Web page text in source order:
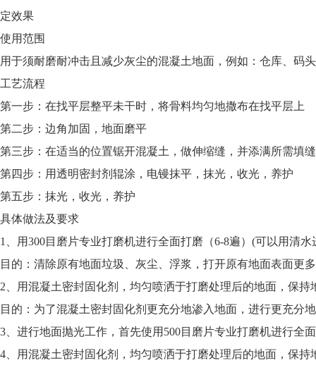
定效果
使用范围
用于须耐磨耐冲击且减少灰尘的混凝土地面，例如：仓库、码
工艺流程
第一步：在找平层整平未干时，将骨料均匀地撒布在找平层上
第二步：边角加固，地面磨平
第三步：在适当的位置锯开混凝土，做伸缩缝，并添满所需填
第四步：用透明密封剂辊涂，电镘抹平，抹光，收光，养护
第五步：抹光，收光，养护
具体做法及要求
1、用300目磨片专业打磨机进行全面打磨（6-8遍）(可以用清
目的：清除原有地面垃圾、灰尘、浮浆，打开原有地面表面更
2、用混凝土密封固化剂，均匀喷洒于打磨处理后的地面，保
目的：为了混凝土密封固化剂更充分地渗入地面，进行更充分
3、进行地面抛光工作，首先使用500目磨片专业打磨机进行全
4、用混凝土密封固化剂，均匀喷洒于打磨处理后的地面，保